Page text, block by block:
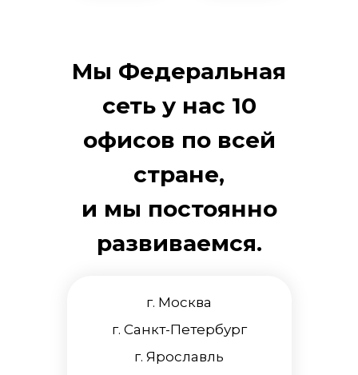
Мы Федеральная
сеть у нас 10
офисов по всей
стране,
и мы постоянно
развиваемся.
г. Москва
г. Санкт-Петербург
г. Ярославль